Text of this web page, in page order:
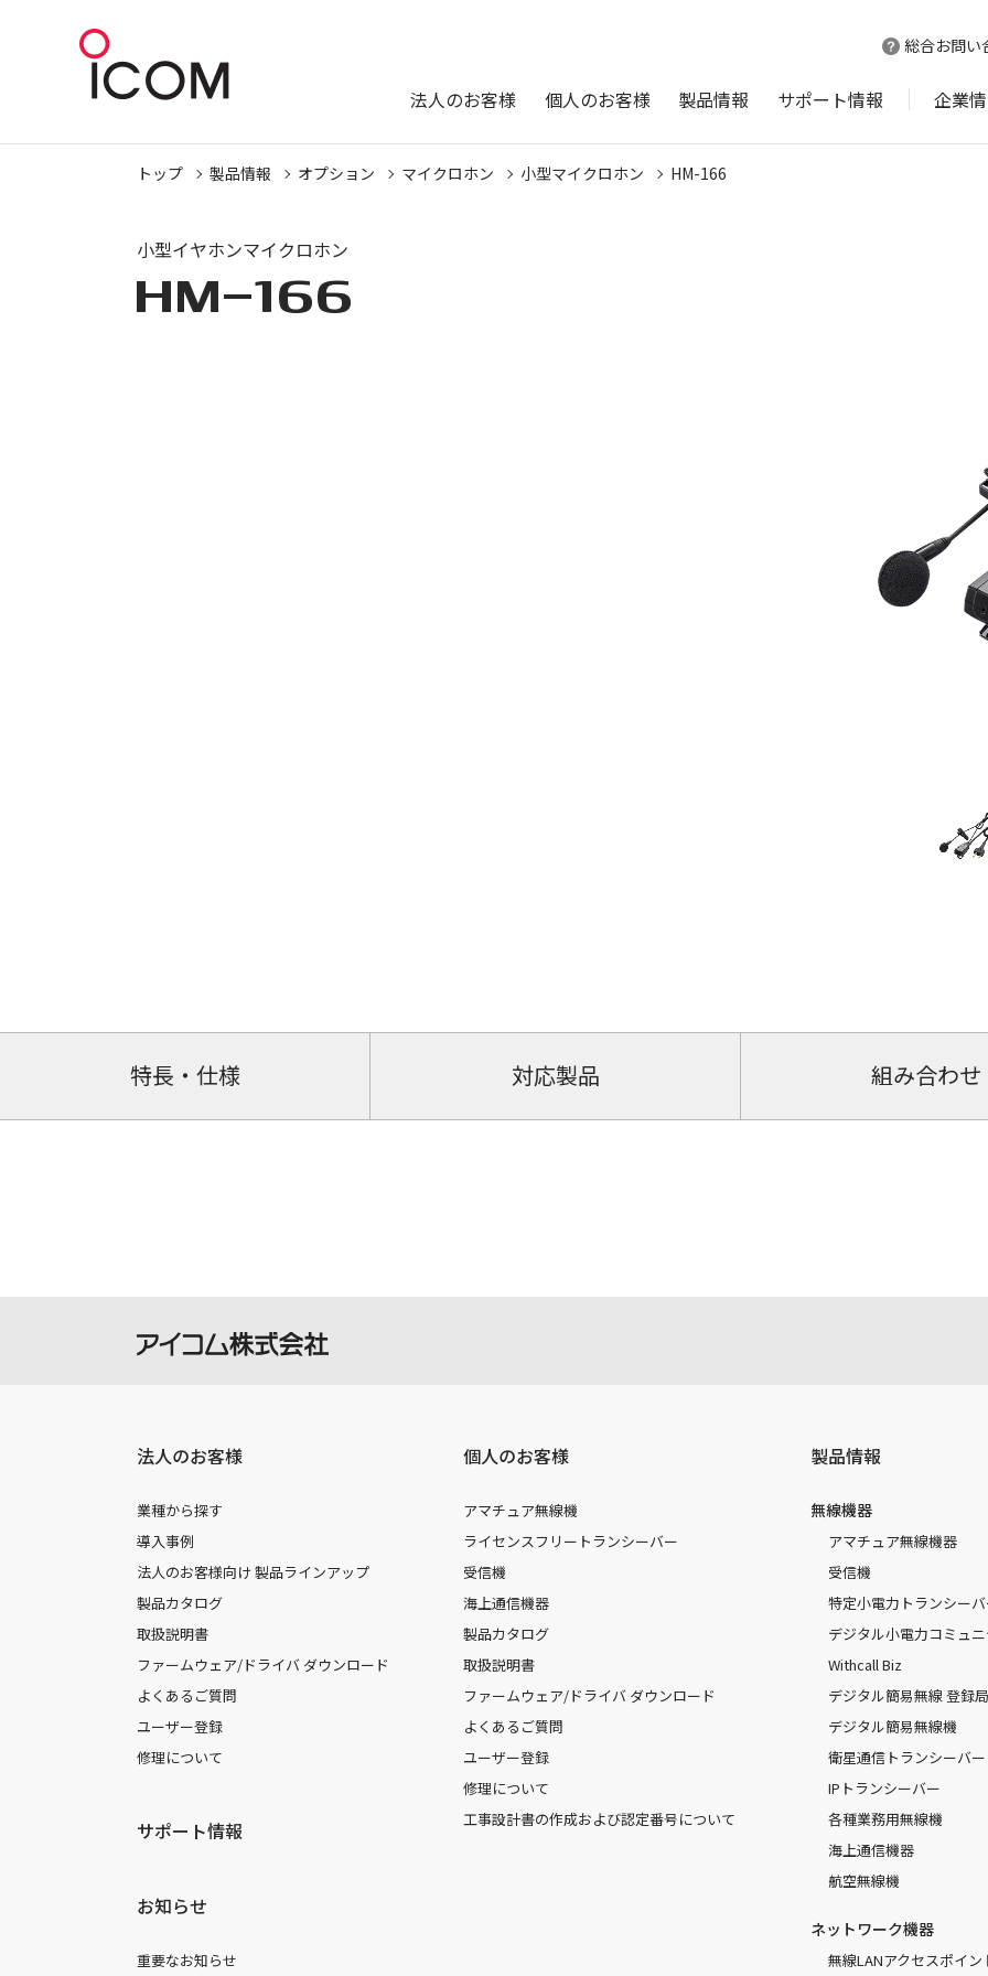
総合お問い
法人のお客様 個人のお客様 製品情報 サポート情報 企業
トップ 製品情報 オプション マイクロホン 小型マイクロホン HM-166
小型イヤホンマイクロホン
HM-166
特長・仕様 対応製品 組み合わせ
法人のお客様
業種から探す
導入事例
法人のお客様向け 製品ラインアップ
製品カタログ
取扱説明書
ファームウェア/ドライバ ダウンロード
よくあるご質問
ユーザー登録
修理について
サポート情報
お知らせ
重要なお知らせ
個人のお客様
アマチュア無線機
ライセンスフリートランシーバー
受信機
海上通信機器
製品カタログ
取扱説明書
ファームウェア/ドライバ ダウンロード
よくあるご質問
ユーザー登録
修理について
工事設計書の作成および認定番号について
製品情報
無線機器
アマチュア無線機器
受信機
特定小電力トランシー
デジタル小電力コミュ
Withcall Biz
デジタル簡易無線 登録
デジタル簡易無線機
衛星通信トランシーバー
IPトランシーバー
各種業務用無線機
海上通信機器
航空無線機
ネットワーク機器
無線LANアクセスポイン